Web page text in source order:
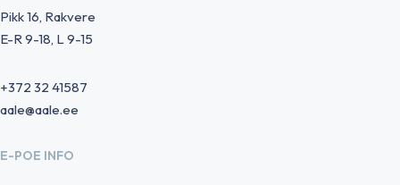
Pikk 16, Rakvere
E-R 9-18, L 9-15
+372 32 41587
aale@aale.ee
E-POE INFO